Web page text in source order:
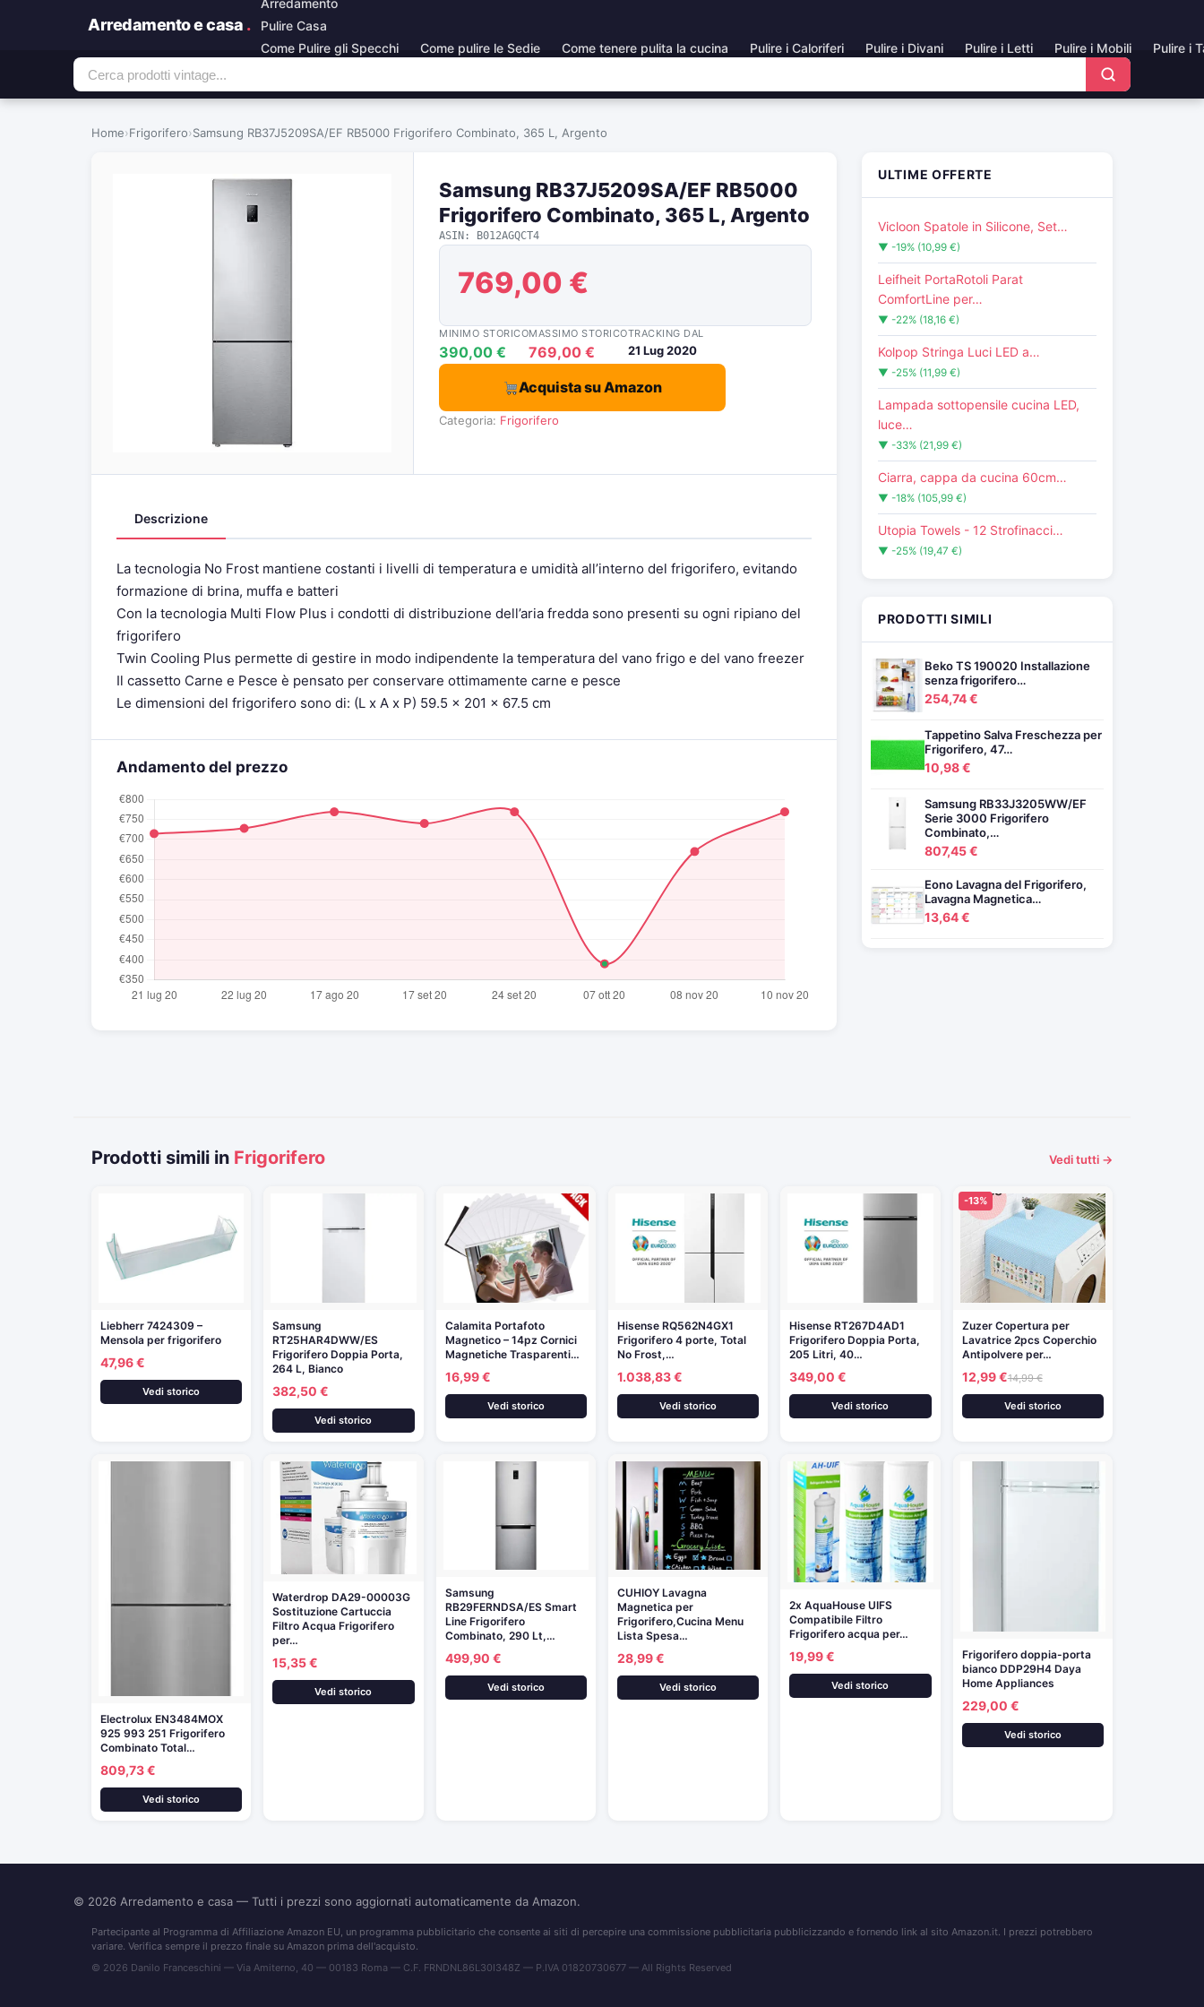
Arredamento e casa .
Pulire Casa
Come Pulire gli Specchi
Come pulire le Sedie Come tenere pulita la cucina Pulire i Caloriferi Pulire i Divani Pulire i Letti Pulire i Mobili Pulire i
Home›Frigorifero›Samsung RB37J5209SA/EF RB5000 Frigorifero Combinato, 365 L, Argento
Samsung RB37J5209SA/EF RB5000
Frigorifero Combinato, 365 L, Argento
ASIN: B012AGQCT4
769,00 €
MINIMO STORICO
390,00 €
MASSIMO STORICO
769,00 €
TRACKING DAL
21 Lug 2020
Acquista su Amazon
Categoria: Frigorifero
Descrizione
La tecnologia No Frost mantiene costanti i livelli di temperatura e umidità all’interno del frigorifero, evitando
formazione di brina, muffa e batteri
Con la tecnologia Multi Flow Plus i condotti di distribuzione dell’aria fredda sono presenti su ogni ripiano del
frigorifero
Twin Cooling Plus permette di gestire in modo indipendente la temperatura del vano frigo e del vano freezer
Il cassetto Carne e Pesce è pensato per conservare ottimamente carne e pesce
Le dimensioni del frigorifero sono di: (L x A x P) 59.5 x 201 x 67.5 cm
Andamento del prezzo
ULTIME OFFERTE
Vicloon Spatole in Silicone, Set…
▼ -19% (10,99 €)
Leifheit PortaRotoli Parat
ComfortLine per…
▼ -22% (18,16 €)
Kolpop Stringa Luci LED a…
▼ -25% (11,99 €)
Lampada sottopensile cucina LED,
luce…
▼ -33% (21,99 €)
Ciarra, cappa da cucina 60cm…
▼ -18% (105,99 €)
Utopia Towels - 12 Strofinacci…
▼ -25% (19,47 €)
PRODOTTI SIMILI
Beko TS 190020 Installazione
senza frigorifero…
254,74 €
Tappetino Salva Freschezza per
Frigorifero, 47…
10,98 €
Samsung RB33J3205WW/EF
Serie 3000 Frigorifero
Combinato,…
807,45 €
Eono Lavagna del Frigorifero,
Lavagna Magnetica…
13,64 €
Prodotti simili in Frigorifero Vedi tutti →
Liebherr 7424309 –
Mensola per frigorifero
47,96 €
Vedi storico
Samsung
RT25HAR4DWW/ES
Frigorifero Doppia Porta,
264 L, Bianco
382,50 €
Vedi storico
Calamita Portafoto
Magnetico – 14pz Cornici
Magnetiche Trasparenti…
16,99 €
Vedi storico
Hisense RQ562N4GX1
Frigorifero 4 porte, Total
No Frost,…
1.038,83 €
Vedi storico
Hisense RT267D4AD1
Frigorifero Doppia Porta,
205 Litri, 40…
349,00 €
Vedi storico
-13%
Zuzer Copertura per
Lavatrice 2pcs Coperchio
Antipolvere per…
12,99 €14,99 €
Vedi storico
Electrolux EN3484MOX
925 993 251 Frigorifero
Combinato Total…
809,73 €
Vedi storico
Waterdrop DA29-00003G
Sostituzione Cartuccia
Filtro Acqua Frigorifero
per…
15,35 €
Vedi storico
Samsung
RB29FERNDSA/ES Smart
Line Frigorifero
Combinato, 290 Lt,…
499,90 €
Vedi storico
CUHIOY Lavagna
Magnetica per
Frigorifero,Cucina Menu
Lista Spesa…
28,99 €
Vedi storico
2x AquaHouse UIFS
Compatibile Filtro
Frigorifero acqua per…
19,99 €
Vedi storico
Frigorifero doppia-porta
bianco DDP29H4 Daya
Home Appliances
229,00 €
Vedi storico
© 2026 Arredamento e casa — Tutti i prezzi sono aggiornati automaticamente da Amazon.
Partecipante al Programma di Affiliazione Amazon EU, un programma pubblicitario che consente ai siti di percepire una commissione pubblicitaria pubblicizzando e fornendo link al sito Amazon.it. I prezzi potrebbero
variare. Verifica sempre il prezzo finale su Amazon prima dell'acquisto.
© 2026 Danilo Franceschini — Via Amiterno, 40 — 00183 Roma — C.F. FRNDNL86L30I348Z — P.IVA 01820730677 — All Rights Reserved